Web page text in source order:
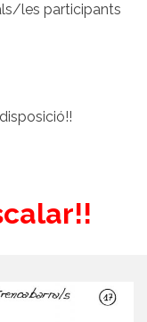
les participants